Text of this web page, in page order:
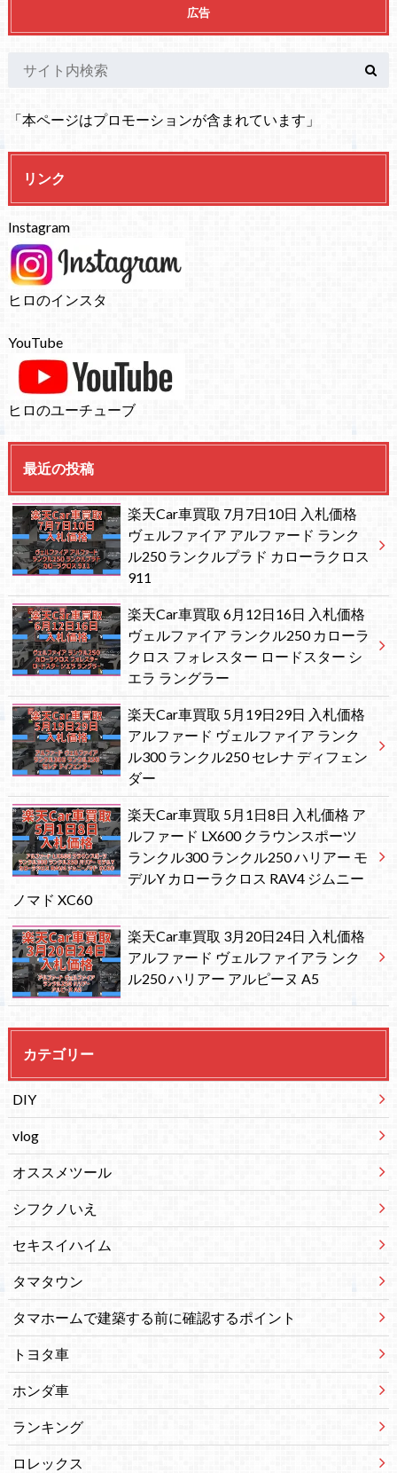
広告
「本ページはプロモーションが含まれています」
リンク
Instagram
ヒロのインスタ
YouTube
ヒロのユーチューブ
最近の投稿
楽天Car車買取 7月7日10日 入札価格
ヴェルファイア アルファード ランク
ル250 ランクルプラド カローラクロス
911
楽天Car車買取 6月12日16日 入札価格
ヴェルファイア ランクル250 カローラ
クロス フォレスター ロードスター シ
エラ ラングラー
楽天Car車買取 5月19日29日 入札価格
アルファード ヴェルファイア ランク
ル300 ランクル250 セレナ ディフェン
ダー
楽天Car車買取 5月1日8日 入札価格 ア
ルファード LX600 クラウンスポーツ
ランクル300 ランクル250 ハリアー モ
デルY カローラクロス RAV4 ジムニー
ノマド XC60
楽天Car車買取 3月20日24日 入札価格
アルファード ヴェルファイアラ ンク
ル250 ハリアー アルピーヌ A5
カテゴリー
DIY
vlog
オススメツール
シフクノいえ
セキスイハイム
タマタウン
タマホームで建築する前に確認するポイント
トヨタ車
ホンダ車
ランキング
ロレックス